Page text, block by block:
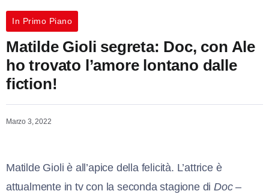
In Primo Piano
Matilde Gioli segreta: Doc, con Ale
ho trovato l’amore lontano dalle
fiction!
Marzo 3, 2022
Matilde Gioli è all’apice della felicità. L’attrice è
attualmente in tv con la seconda stagione di Doc –